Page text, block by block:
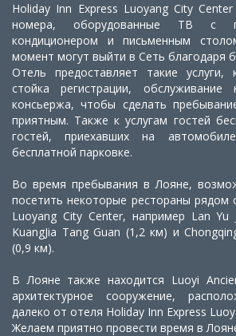
Holiday Inn Express Luoyang City
номера, оборудованные ТВ с
кондиционером и письменным
момент могут выйти в Сеть благодаря
Отель предоставляет такие услуги,
стойка регистрации,
консьержа, чтобы сделать
приятным. Также к услугам гостей
гостей, приехавших на
бесплатной парковке.
Во время пребывания в Лояне,
посетить некоторые рестораны рядом
Luoyang City Center, например Lan Yu
KuangJia Tang Guan (1,2 км) и
(0,9 км).
В Лояне также находится Luoyi
архитектурное сооружение,
далеко от отеля Holiday Inn Express
Желаем приятно провести время в